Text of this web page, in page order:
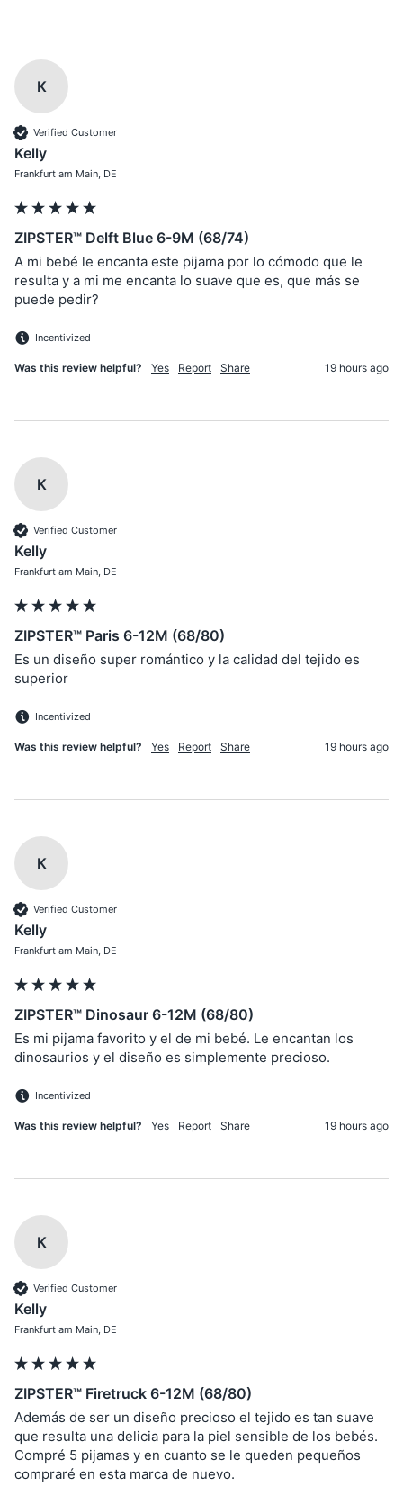
K
Verified Customer
Kelly
Frankfurt am Main, DE
ZIPSTER™ Delft Blue 6-9M (68/74)
A mi bebé le encanta este pijama por lo cómodo que le
resulta y a mi me encanta lo suave que es, que más se
puede pedir?
Incentivized
Was this review helpful? Yes Report Share 19 hours ago
K
Verified Customer
Kelly
Frankfurt am Main, DE
ZIPSTER™ Paris 6-12M (68/80)
Es un diseño super romántico y la calidad del tejido es
superior
Incentivized
Was this review helpful? Yes Report Share 19 hours ago
K
Verified Customer
Kelly
Frankfurt am Main, DE
ZIPSTER™ Dinosaur 6-12M (68/80)
Es mi pijama favorito y el de mi bebé. Le encantan los
dinosaurios y el diseño es simplemente precioso.
Incentivized
Was this review helpful? Yes Report Share 19 hours ago
K
Verified Customer
Kelly
Frankfurt am Main, DE
ZIPSTER™ Firetruck 6-12M (68/80)
Además de ser un diseño precioso el tejido es tan suave
que resulta una delicia para la piel sensible de los bebés.
Compré 5 pijamas y en cuanto se le queden pequeños
compraré en esta marca de nuevo.